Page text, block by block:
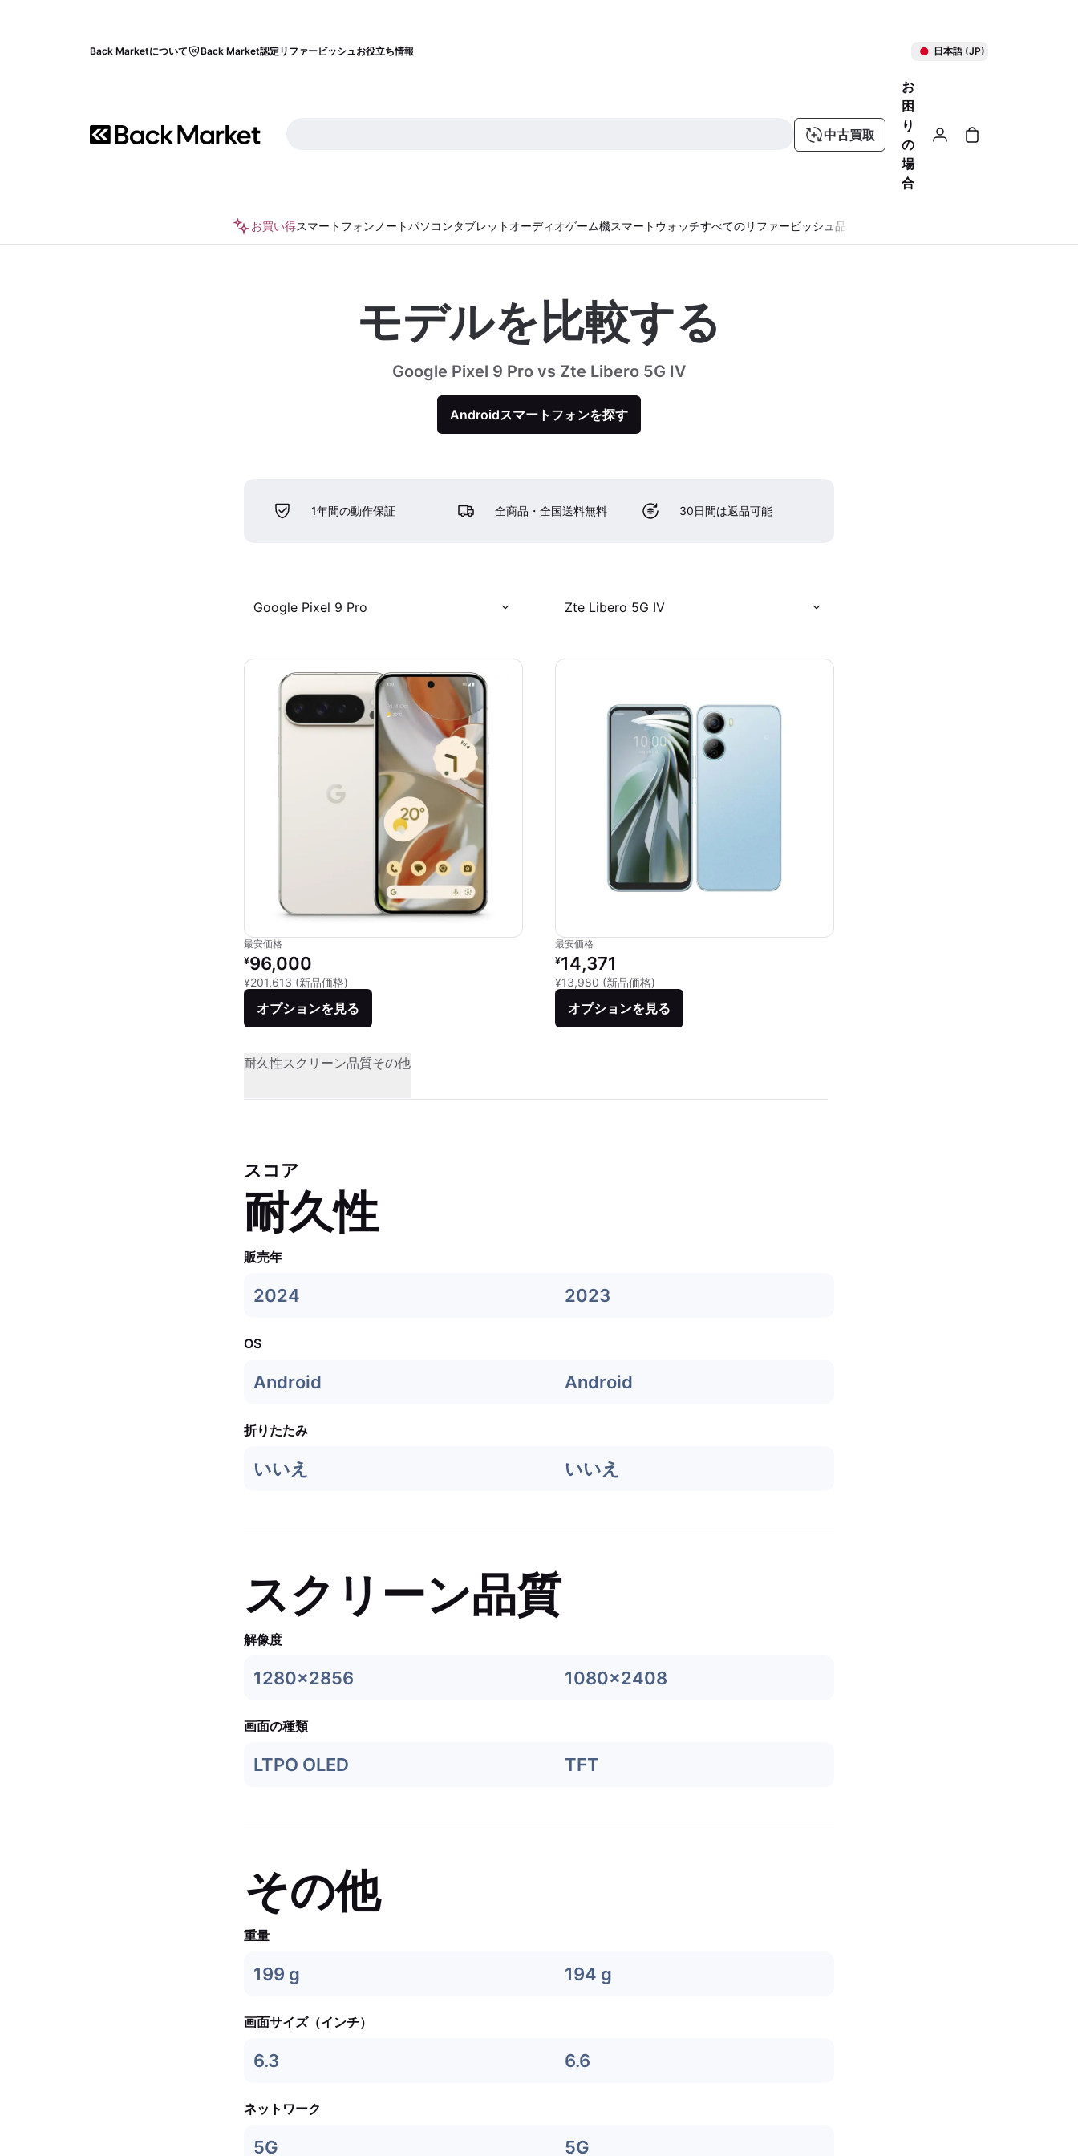
Back Marketについて Back Market認定リファービッシュお役立ち情報 日本語 (JP)
中古買取
お
困
り
の
場
合
お買い得スマートフォン ノートパソコンタブレット オーディオゲーム機スマートウォッチすべてのリファービッシュ品
モデルを比較する
Google Pixel 9 Pro vs Zte Libero 5G IV
Androidスマートフォンを探す
1年間の動作保証 全商品・全国送料無料 30日間は返品可能
Google Pixel 9 Pro Zte Libero 5G IV
最安価格
リファービッシュ品の価格：
¥96,000
¥201,613 (新品価格)
オプションを見る
最安価格
リファービッシュ品の価格：
¥14,371
¥13,980 (新品価格)
オプションを見る
耐久性スクリーン品質その他
スコア
耐久性
販売年
2024 2023
OS
Android Android
折りたたみ
いいえ いいえ
スクリーン品質
解像度
1280x2856 1080x2408
画面の種類
LTPO OLED TFT
その他
重量
199 g 194 g
画面サイズ（インチ）
6.3 6.6
ネットワーク
5G 5G